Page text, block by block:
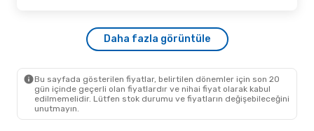
- 16 Eylül Çar
VivaAerobus Direkt
Meksika Şehri- San Antonio
Daha fazla görüntüle
Bu sayfada gösterilen fiyatlar, belirtilen dönemler için son 20
gün içinde geçerli olan fiyatlardır ve nihai fiyat olarak kabul
edilmemelidir. Lütfen stok durumu ve fiyatların değişebileceğini
unutmayın.